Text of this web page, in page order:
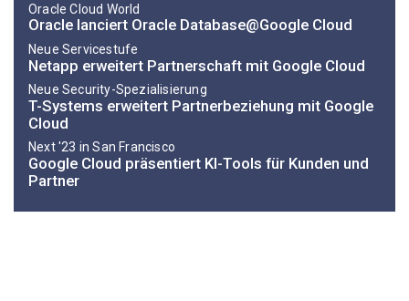
Oracle Cloud World
Oracle lanciert Oracle Database@Google Cloud
Neue Servicestufe
Netapp erweitert Partnerschaft mit Google Cloud
Neue Security-Spezialisierung
T-Systems erweitert Partnerbeziehung mit Google
Cloud
Next '23 in San Francisco
Google Cloud präsentiert KI-Tools für Kunden und
Partner